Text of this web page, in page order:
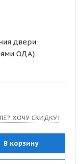
двери
ОДА)
ХОЧУ СКИДКУ!
В корзину